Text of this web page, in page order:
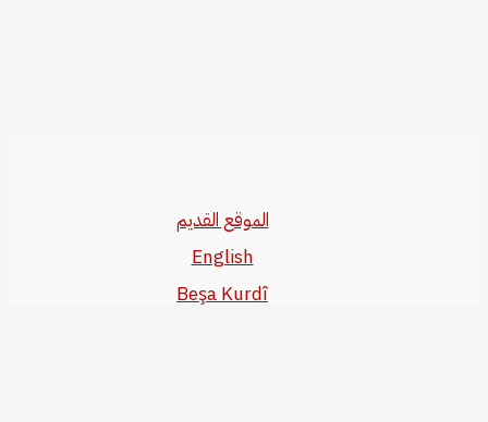
الموقع القديم
English
Beşa Kurdî